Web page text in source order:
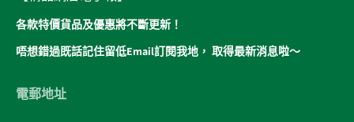
各款特價貨品及優惠將不斷更新！
唔想錯過既話記住留低Email訂閱我地， 取得最新消息啦～
電郵地址